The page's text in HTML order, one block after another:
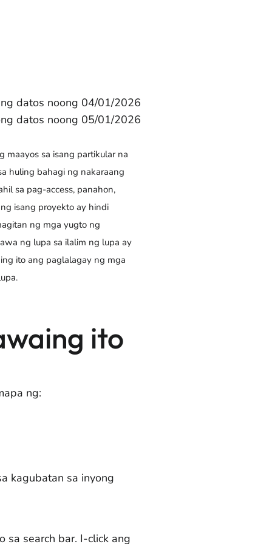
datos noong 04/01/2026
datos noong 05/01/2026
sa isang partikular na
huling bahagi ng nakaraang
sa pag-access, panahon,
isang proyekto ay hindi
ng mga yugto ng
ng lupa sa ilalim ng lupa ay
ito ang paglalagay ng mga
ito
ng:
kagubatan sa inyong
sa search bar. I-click ang